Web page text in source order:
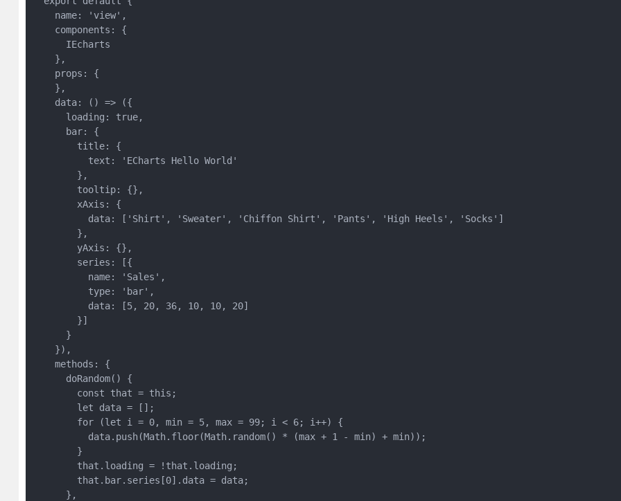
    name: 'view',
    components: {
      IEcharts
    },
    props: {
    },
    data: () => ({
      loading: true,
      bar: {
        title: {
          text: 'ECharts Hello World'
        },
        tooltip: {},
        xAxis: {
          data: ['Shirt', 'Sweater', 'Chiffon Shirt', 'Pants', 'High Heels', 'Socks']
        },
        yAxis: {},
        series: [{
          name: 'Sales',
          type: 'bar',
          data: [5, 20, 36, 10, 10, 20]
        }]
      }
    }),
    methods: {
      doRandom() {
        const that = this;
        let data = [];
        for (let i = 0, min = 5, max = 99; i < 6; i++) {
          data.push(Math.floor(Math.random() * (max + 1 - min) + min));
        }
        that.loading = !that.loading;
        that.bar.series[0].data = data;
      },